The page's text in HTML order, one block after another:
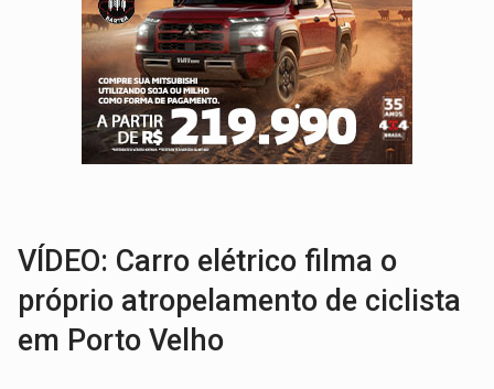
PERIGO:Moradores denunciam escuridão e insegurança na Estrada
COLIGAÇÃO:Reabertura de ação no TSE pode resultar em cassação de prefeita
INCLUSÃO:APAE Porto Velho abre inscrições para
CLUBE DOS R$ 00,00:21 candidatos declaram patrimônio zero em Rondônia
VÍDEO: Carro elétrico filma o
próprio atropelamento de ciclista
em Porto Velho